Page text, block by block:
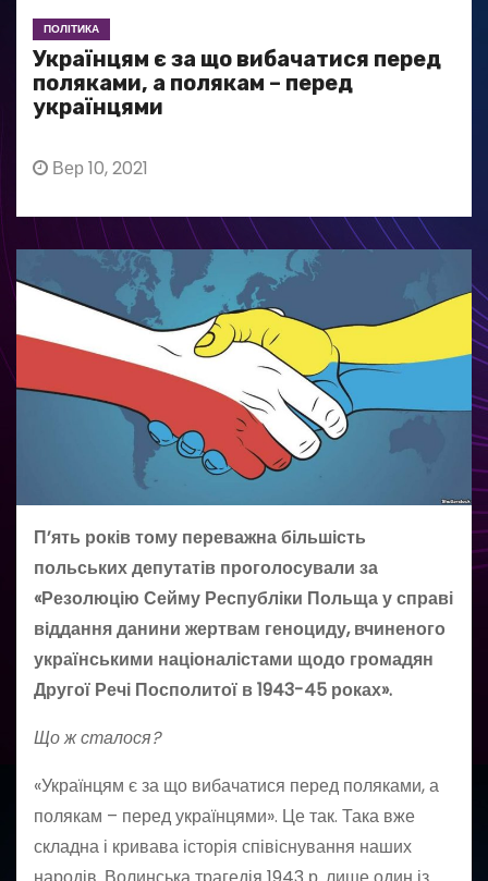
ПОЛІТИКА
Українцям є за що вибачатися перед
поляками, а полякам – перед
українцями
Вер 10, 2021
П’ять років тому переважна більшість
польських депутатів проголосували за
«Резолюцію Сейму Республіки Польща у справі
віддання данини жертвам геноциду, вчиненого
українськими націоналістами щодо громадян
Другої Речі Посполитої в 1943-45 роках».
Що ж сталося?
«Українцям є за що вибачатися перед поляками, а
полякам – перед українцями». Це так. Така вже
складна і кривава історія співіснування наших